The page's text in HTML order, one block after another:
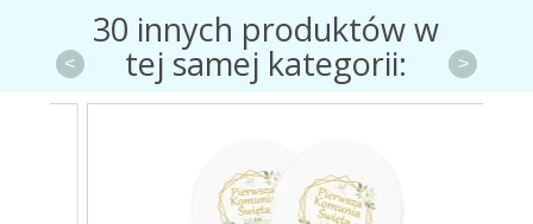
30 innych produktów w
tej samej kategorii:
< >